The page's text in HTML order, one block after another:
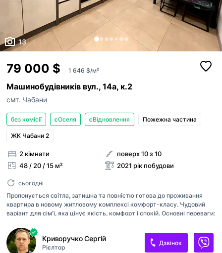
13
79 000 $ 1 646 $/м²
Машинобудівників вул., 14а, к.2
смт. Чабани
без комісії єОселя єВідновлення Пожежна частина
ЖК Чабани 2
2 кімнати
48 / 20 / 15 м²
поверх 10 з 10
2021 рік побудови
сьогодні
Пропонується світла, затишна та повністю готова до проживання
квартира в новому житловому комплексі комфорт-класу. Чудовий
варіант для сім'ї, яка цінує якість, комфорт і спокій. Основні переваги:
меблями та побутовою технікою Телевізор 55" Великий холодильник
Пральна машина Сучасна кухня з вбудованою технікою Диван-
трансформер та інші меблі (за домовленістю) Якісний ремонт:
Криворучко Сергій
Рієлтор
Дзвінок